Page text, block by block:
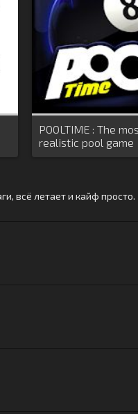
POOLTIME : The
realistic pool game
всё летает и кайф просто.